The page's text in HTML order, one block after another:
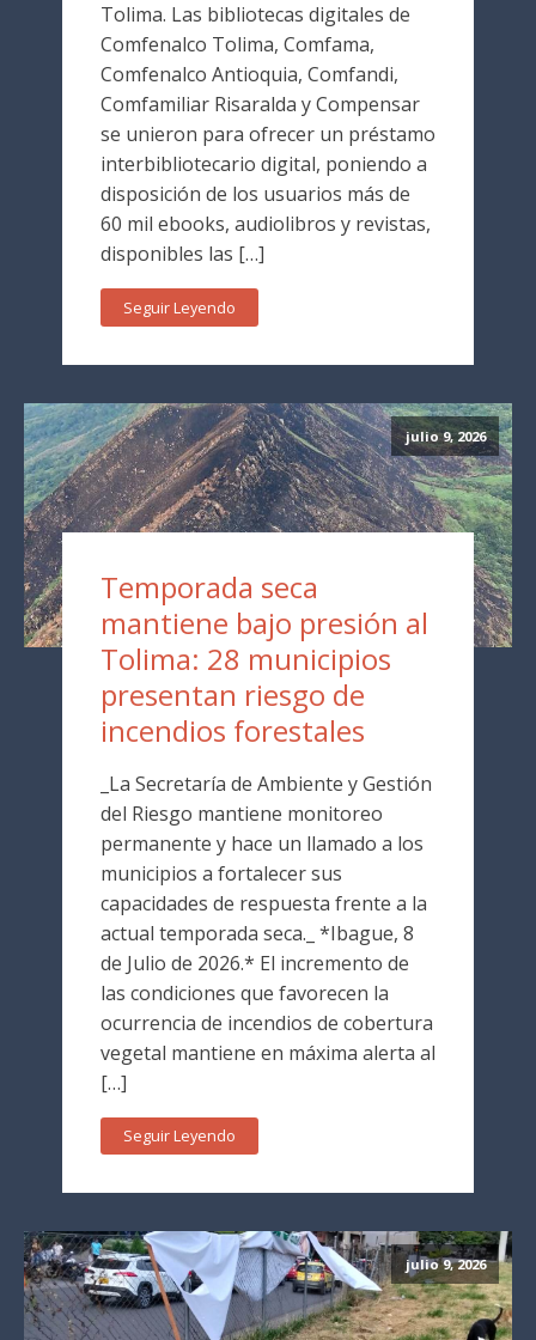
Tolima. Las bibliotecas digitales de
Comfenalco Tolima, Comfama,
Comfenalco Antioquia, Comfandi,
Comfamiliar Risaralda y Compensar
se unieron para ofrecer un préstamo
interbibliotecario digital, poniendo a
disposición de los usuarios más de
60 mil ebooks, audiolibros y revistas,
disponibles las […]
Seguir Leyendo
julio 9, 2026
Temporada seca
mantiene bajo presión al
Tolima: 28 municipios
presentan riesgo de
incendios forestales
_La Secretaría de Ambiente y Gestión
del Riesgo mantiene monitoreo
permanente y hace un llamado a los
municipios a fortalecer sus
capacidades de respuesta frente a la
actual temporada seca._ *Ibague, 8
de Julio de 2026.* El incremento de
las condiciones que favorecen la
ocurrencia de incendios de cobertura
vegetal mantiene en máxima alerta al
[…]
Seguir Leyendo
julio 9, 2026